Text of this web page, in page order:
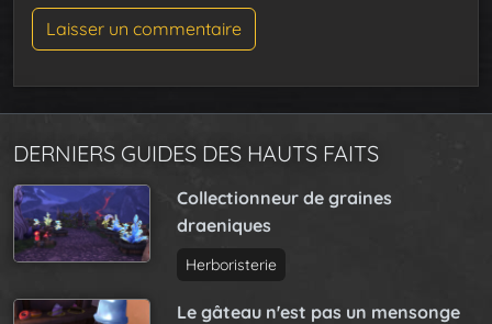
DERNIERS GUIDES DES HAUTS FAITS
Collectionneur de graines
draeniques
Herboristerie
Le gâteau n'est pas un mensonge